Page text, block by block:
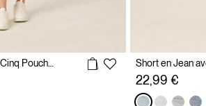
22,99 €